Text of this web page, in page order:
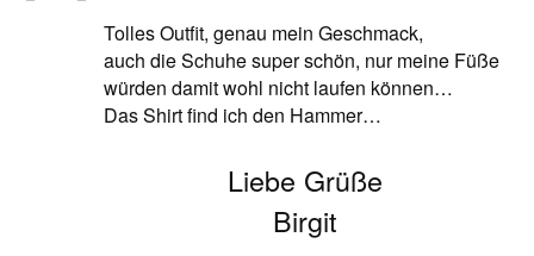
Tolles Outfit, genau mein Geschmack,
auch die Schuhe super schön, nur meine Füße
würden damit wohl nicht laufen können…
Das Shirt find ich den Hammer…
Liebe Grüße
Birgit